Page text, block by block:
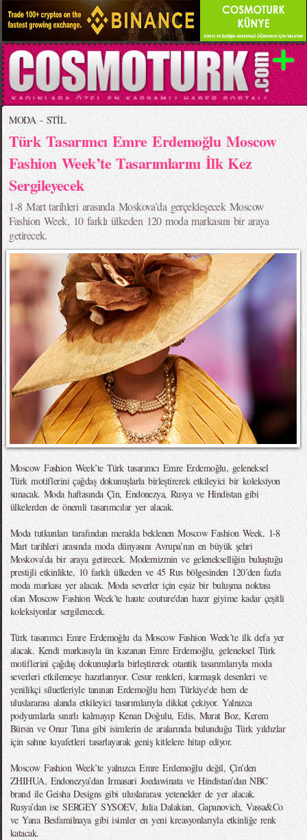
MODA - STİL
Türk Tasarımcı Emre Erdemoğlu Moscow
Fashion Week’te Tasarımlarını İlk Kez
Sergileyecek
1-8 Mart tarihleri arasında Moskova’da gerçekleşecek Moscow
Fashion Week, 10 farklı ülkeden 120 moda markasını bir araya
getirecek.
Moscow Fashion Week’te Türk tasarımcı Emre Erdemoğlu, geleneksel
Türk motiflerini çağdaş dokunuşlarla birleştirerek etkileyici bir koleksiyon
sunacak. Moda haftasında Çin, Endonezya, Rusya ve Hindistan gibi
ülkelerden de önemli tasarımcılar yer alacak.
Moda tutkunları tarafından merakla beklenen Moscow Fashion Week, 1-8
Mart tarihleri arasında moda dünyasını Avrupa’nın en büyük şehri
Moskova’da bir araya getirecek. Modernizmin ve gelenekselliğin buluştuğu
prestijli etkinlikte, 10 farklı ülkeden ve 45 Rus bölgesinden 120’den fazla
moda markası yer alacak. Moda severler için eşsiz bir buluşma noktası
olan Moscow Fashion Week’te haute couture'dan hazır giyime kadar çeşitli
koleksiyonlar sergilenecek.
Türk tasarımcı Emre Erdemoğlu da Moscow Fashion Week’te ilk defa yer
alacak. Kendi markasıyla ün kazanan Emre Erdemoğlu, geleneksel Türk
motiflerini çağdaş dokunuşlarla birleştirerek otantik tasarımlarıyla moda
severleri etkilemeye hazırlanıyor. Cesur renkleri, karmaşık desenleri ve
yenilikçi siluetleriyle tanınan Erdemoğlu hem Türkiye'de hem de
uluslararası alanda etkileyici tasarımlarıyla dikkat çekiyor. Yalnızca
podyumlarla sınırlı kalmayıp Kenan Doğulu, Edis, Murat Boz, Kerem
Bürsin ve Onur Tuna gibi isimlerin de aralarında bulunduğu Türk yıldızlar
için sahne kıyafetleri tasarlayarak geniş kitlelere hitap ediyor.
Moscow Fashion Week’te yalnızca Emre Erdemoğlu değil, Çin’den
ZHIHUA, Endonezya’dan Irmasari Joedawinata ve Hindistan’dan NBC
brand ile Geisha Designs gibi uluslararası yetenekler de yer alacak.
Rusya’dan ise SERGEY SYSOEV, Julia Dalakian, Gapanovich, Vassa&Co
ve Yana Besfamilnaya gibi isimler en yeni kreasyonlarıyla etkinliğe renk
katacak.